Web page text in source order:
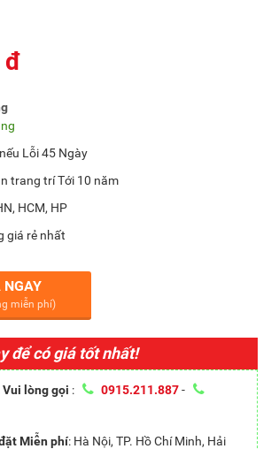
đ
Lỗi 45 Ngày
trang trí Tới 10 năm
HCM, HP
giá rẻ nhất
miễn phí)
để có giá tốt nhất!
Vui lòng gọi : 0915.211.887-
Miễn phí: Hà Nội, TP. Hồ Chí Minh, Hải